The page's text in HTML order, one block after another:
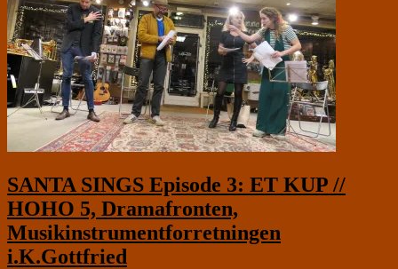
SANTA SINGS Episode 3: ET KUP //
HOHO 5, Dramafronten,
Musikinstrumentforretningen
i.K.Gottfried